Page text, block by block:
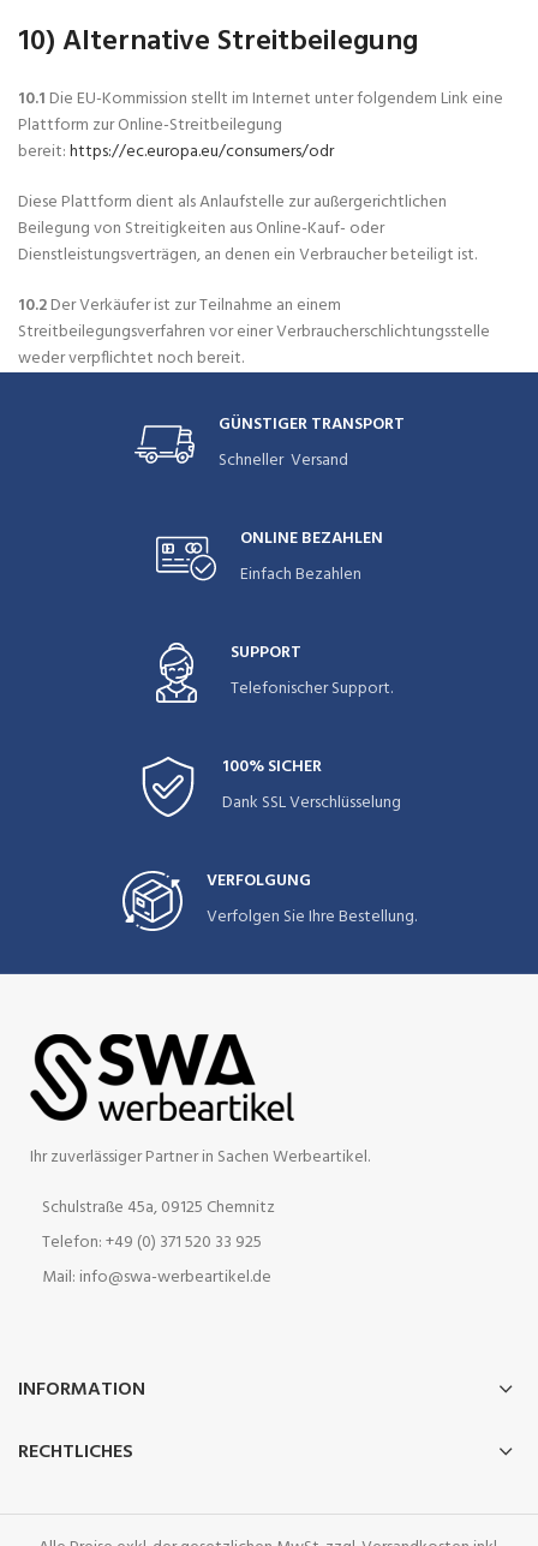
10) Alternative Streitbeilegung
10.1 Die EU-Kommission stellt im Internet unter folgendem Link eine
Plattform zur Online-Streitbeilegung
bereit:https://ec.europa.eu/consumers/odr
Diese Plattform dient als Anlaufstelle zur außergerichtlichen
Beilegung von Streitigkeiten aus Online-Kauf- oder
Dienstleistungsverträgen, an denen ein Verbraucher beteiligt ist.
10.2Der Verkäufer ist zur Teilnahme an einem
Streitbeilegungsverfahren vor einer Verbraucherschlichtungsstelle
weder verpflichtet noch bereit.
GÜNSTIGER TRANSPORT
Schneller Versand
ONLINE BEZAHLEN
Einfach Bezahlen
SUPPORT
Telefonischer Support.
100% SICHER
Dank SSL Verschlüsselung
VERFOLGUNG
Verfolgen Sie Ihre Bestellung.
Ihr zuverlässiger Partner in Sachen Werbeartikel.
Schulstraße 45a, 09125 Chemnitz
Telefon: +49 (0) 371 520 33 925
Mail: info@swa-werbeartikel.de
INFORMATION
RECHTLICHES